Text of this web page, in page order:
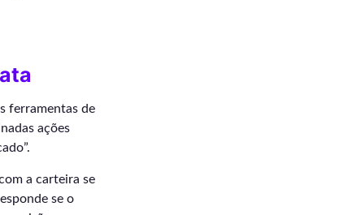
ferramentas de
ações
a carteira se
se o